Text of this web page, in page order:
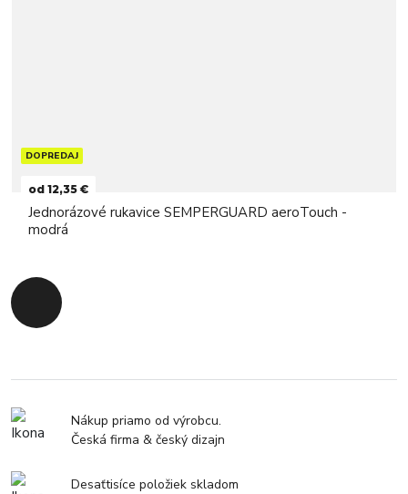
DOPREDAJ
od 12,35 €
Jednorázové rukavice SEMPERGUARD aeroTouch -
modrá
Späť na začiatok
Nákup priamo od výrobcu.
Česká firma & český dizajn
Desaťtisíce položiek skladom